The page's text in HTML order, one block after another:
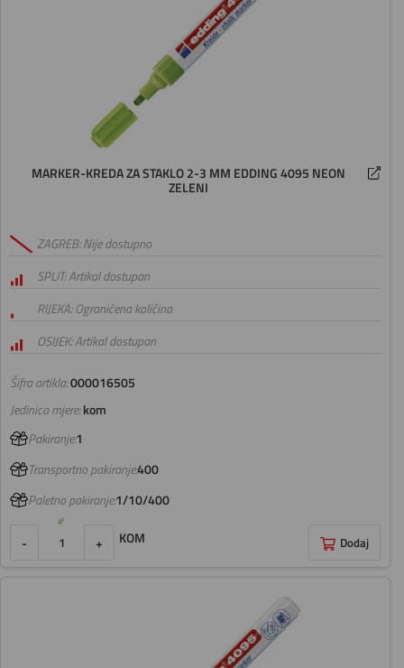
MARKER-KREDA ZA STAKLO 2-3 MM EDDING 4095 NEON
ZELENI
Šifra artikla:000016505
ZAGREB: Nije dostupno
SPLIT: Artikal dostupan
RIJEKA: Ograničena količina
OSIJEK: Artikal dostupan
Jedinica mjere:kom
Pakiranje:1
Transportno pakiranje:400
Paletno pakiranje:1/10/400
- + KOM Dodaj